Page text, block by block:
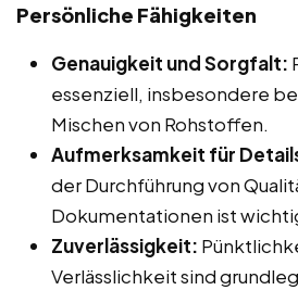
Persönliche Fähigkeiten
Genauigkeit und Sorgfalt:
essenziell, insbesondere
Mischen von Rohstoffen.
Aufmerksamkeit für
der Durchführung von
Dokumentationen ist
Zuverlässigkeit:
Verlässlichkeit sind